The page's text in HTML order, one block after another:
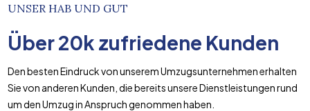
UNSER HAB UND GUT
Über20k zufriedene Kunden
Den besten Eindruck von unserem Umzugsunternehmen erhalten
Sie von anderen Kunden, die bereits unsere Dienstleistungen rund
um den Umzug in Anspruch genommen haben.